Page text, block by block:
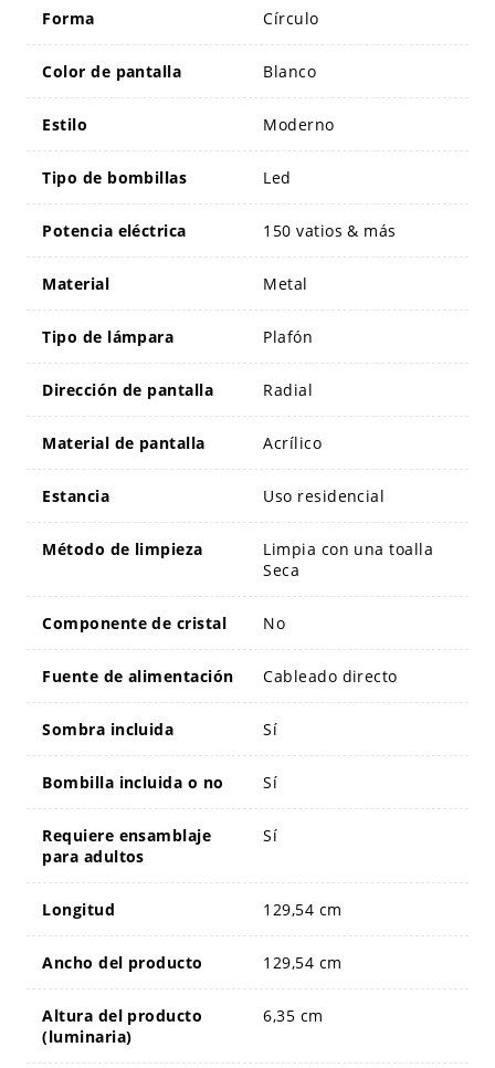
Forma Círculo
Color de pantalla Blanco
Estilo Moderno
Tipo de bombillas Led
Potencia eléctrica 150 vatios & más
Material Metal
Tipo de lámpara Plafón
Dirección de pantalla Radial
Material de pantalla Acrílico
Estancia Uso residencial
Método de limpieza
Limpia con una toalla
Seca
Componente de cristal No
Fuente de alimentación Cableado directo
Sombra incluida Sí
Bombilla incluida o no Sí
Requiere ensamblaje
para adultos
Sí
Longitud 129,54 cm
Ancho del producto 129,54 cm
Altura del producto
(luminaria)
6,35 cm